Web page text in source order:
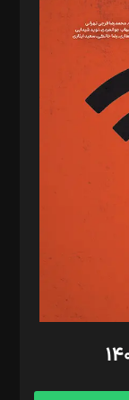
سروش کرمیان،
فتحی